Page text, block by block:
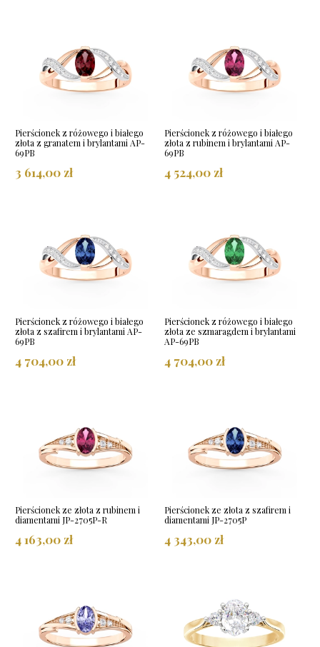
Pierścionek z różowego i białego
złota z granatem i brylantami AP-
69PB
3 614,00 zł
Pierścionek z różowego i białego
złota z rubinem i brylantami AP-
69PB
4 524,00 zł
Pierścionek z różowego i białego
złota z szafirem i brylantami AP-
69PB
4 704,00 zł
Pierścionek z różowego i białego
złota ze szmaragdem i brylantami
AP-69PB
4 704,00 zł
Pierścionek ze złota z rubinem i
diamentami JP-2705P-R
4 163,00 zł
Pierścionek ze złota z szafirem i
diamentami JP-2705P
4 343,00 zł